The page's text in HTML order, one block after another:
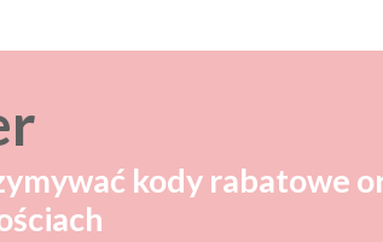
kody rabatowe